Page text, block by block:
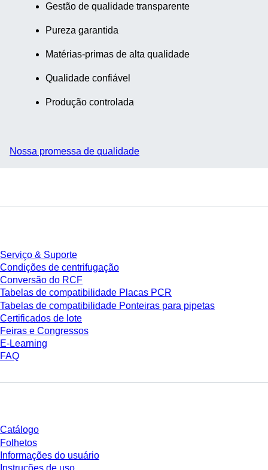
Gestão de qualidade transparente
Pureza garantida
Matérias-primas de alta qualidade
Qualidade confiável
Produção controlada
Nossa promessa de qualidade
Serviço & Suporte
Condições de centrifugação
Conversão do RCF
Tabelas de compatibilidade Placas PCR
Tabelas de compatibilidade Ponteiras para pipetas
Certificados de lote
Feiras e Congressos
E-Learning
FAQ
Catálogo
Folhetos
Informações do usuário
Instruções de uso